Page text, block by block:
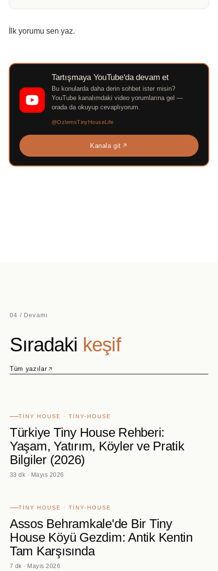
İlk yorumu sen yaz.
Tartışmaya YouTube'da devam et
Bu konularda daha derin sohbet ister misin?
YouTube kanalımdaki video yorumlarına gel —
orada da okuyup cevaplıyorum.
@OzlemsTinyHouseLife
Kanala git
04 / Devamı
Sıradaki keşif
Tüm yazılar
TINY HOUSE · TINY-HOUSE
Türkiye Tiny House Rehberi:
Yaşam, Yatırım, Köyler ve Pratik
Bilgiler (2026)
33 dk · Mayıs 2026
TINY HOUSE · TINY-HOUSE
Assos Behramkale'de Bir Tiny
House Köyü Gezdim: Antik Kentin
Tam Karşısında
7 dk · Mayıs 2026